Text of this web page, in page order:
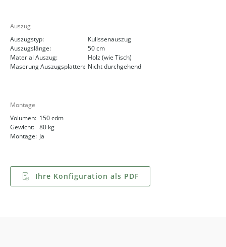
Auszug
Auszugstyp:
Kulissenauszug
Auszugslänge:
50 cm
Material Auszug:
Holz (wie Tisch)
Maserung Auszugsplatten: Nicht durchgehend
Montage
Volumen: 150 cdm
Gewicht: 80 kg
Montage: Ja
Ihre Konfiguration als PDF